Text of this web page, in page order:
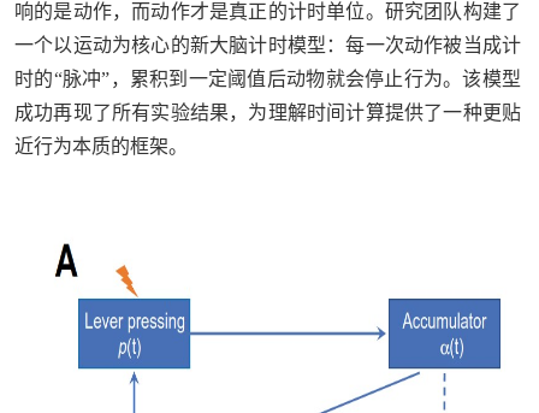
响的是动作，而动作才是真正的计时单位。研究团队构建了
一个以运动为核心的新大脑计时模型：每一次动作被当成计
时的“脉冲”，累积到一定阈值后动物就会停止行为。该模型
成功再现了所有实验结果，为理解时间计算提供了一种更贴
近行为本质的框架。